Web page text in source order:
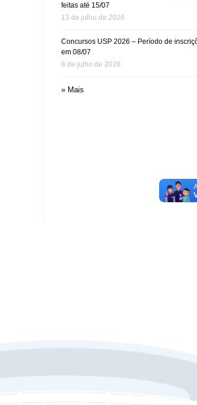
feitas até 15/07
13 de julho de 2026
Concursos USP 2026 – Período de
em 08/07
8 de julho de 2026
» Mais